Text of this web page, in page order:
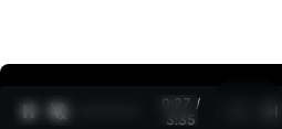
0:27 /
3:35